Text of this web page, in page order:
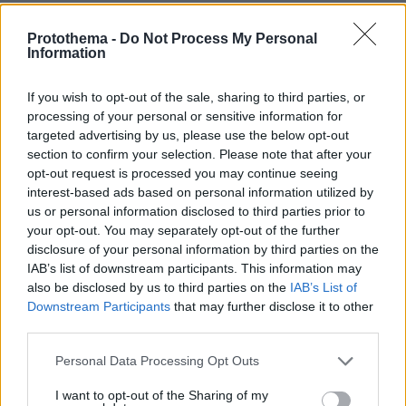
Protothema - Do Not Process My Personal
Information
If you wish to opt-out of the sale, sharing to third parties, or
processing of your personal or sensitive information for
targeted advertising by us, please use the below opt-out
section to confirm your selection. Please note that after your
opt-out request is processed you may continue seeing
interest-based ads based on personal information utilized by
us or personal information disclosed to third parties prior to
your opt-out. You may separately opt-out of the further
disclosure of your personal information by third parties on the
IAB’s list of downstream participants. This information may
also be disclosed by us to third parties on the IAB’s List of
Downstream Participants that may further disclose it to other
Please note that this website/app uses one or more Google
not limited to your visit or usage behaviour. You may click to
Personal Data Processing Opt Outs
I want to opt-out of the Sharing of my
ΤΑ ΠΙΟ ΔΗΜΟΦΙΛΗ